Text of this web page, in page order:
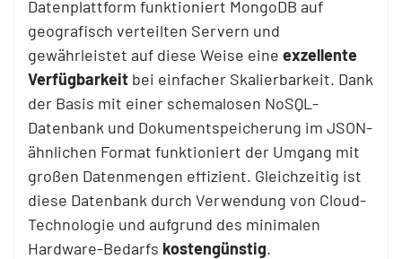
Datenplattform funktioniert MongoDB auf
geografisch verteilten Servern und
gewährleistet auf diese Weise eine exzellente
Verfügbarkeit bei einfacher Skalierbarkeit. Dank
der Basis mit einer schemalosen NoSQL-
Datenbank und Dokumentspeicherung im JSON-
ähnlichen Format funktioniert der Umgang mit
großen Datenmengen effizient. Gleichzeitig ist
diese Datenbank durch Verwendung von Cloud-
Technologie und aufgrund des minimalen
Hardware-Bedarfs kostengünstig.